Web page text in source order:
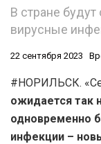
В стране
вирусные
22 сентября 2023
#НОРИЛЬСК.
ожидается так
одновременно
инфекции –